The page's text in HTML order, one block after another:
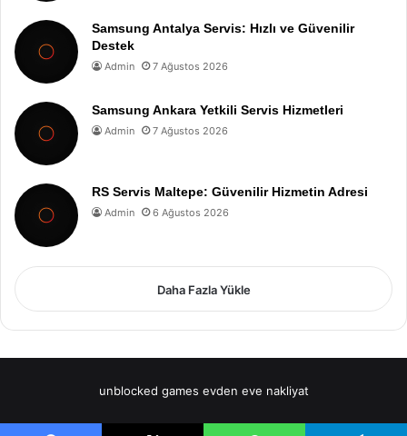
Samsung Antalya Servis: Hızlı ve Güvenilir
Destek
Admin 7 Ağustos 2026
Samsung Ankara Yetkili Servis Hizmetleri
Admin 7 Ağustos 2026
RS Servis Maltepe: Güvenilir Hizmetin Adresi
Admin 6 Ağustos 2026
Daha Fazla Yükle
unblocked games evden eve nakliyat